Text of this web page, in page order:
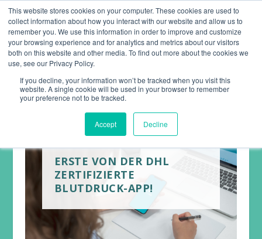
This website stores cookies on your computer. These cookies are used to
collect information about how you interact with our website and allow us to
remember you. We use this information in order to improve and customize
your browsing experience and for analytics and metrics about our visitors
both on this website and other media. To find out more about the cookies we
use, see our Privacy Policy.
If you decline, your information won’t be tracked when you visit this
website. A single cookie will be used in your browser to remember
your preference not to be tracked.
Accept Decline
ERSTE VON DER DHL
ZERTIFIZIERTE
BLUTDRUCK-APP!